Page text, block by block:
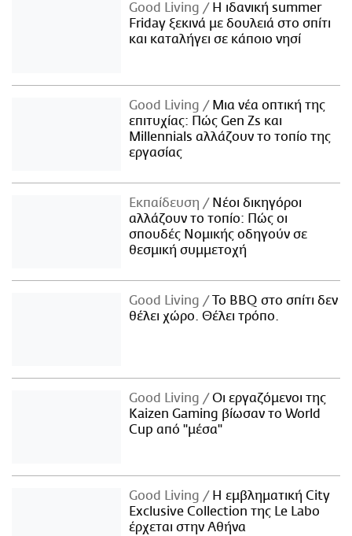
Good Living
Η ιδανική summer
Friday ξεκινά με δουλειά στο σπίτι
και καταλήγει σε κάποιο νησί
Good Living
Μια νέα οπτική της
επιτυχίας: Πώς Gen Zs και
Millennials αλλάζουν το τοπίο της
εργασίας
Εκπαίδευση
Νέοι δικηγόροι
αλλάζουν το τοπίο: Πώς οι
σπουδές Νομικής οδηγούν σε
θεσμική συμμετοχή
Good Living
Το BBQ στο σπίτι δεν
θέλει χώρο. Θέλει τρόπο.
Good Living
Οι εργαζόμενοι της
Kaizen Gaming βίωσαν το World
Cup από "μέσα"
Good Living
Η εμβληματική City
Exclusive Collection της Le Labo
έρχεται στην Αθήνα